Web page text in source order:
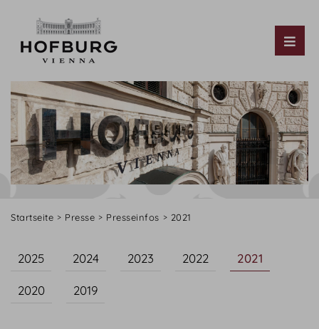
Startseite Presse Presseinfos 2021
2025 2024 2023 2022 2021
2020 2019